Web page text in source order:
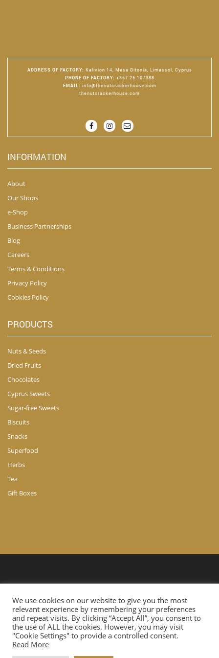
ADDRESS OF FACTORY: Kalivion 14, Mesa Gitonia, Limassol, Cyprus
PHONE OF FACTORY: +357 25 107388
EMAIL : info@thenutcrackerhouse.com
thenutcrackerhouse.com
INFORMATION
About
Our Shops
e-Shop
Business Partnerships
Blog
Careers
Terms & Conditions
Privacy Policy
Cookies Policy
PRODUCTS
Nuts & Seeds
Dried Fruits
Chocolates
Cyprus Sweets
Sugar-free Sweets
Biscuits
Snacks
Superfood
Herbs
Tea
Gift Boxes
Website Developed byCloudtech.com.cy
We use cookies on our website to give you the most
relevant experience by remembering your preferences
and repeat visits. By clicking “Accept All”, you consent to
the use of ALL the cookies. However, you may visit
"Cookie Settings" to provide a controlled consent.
Read More